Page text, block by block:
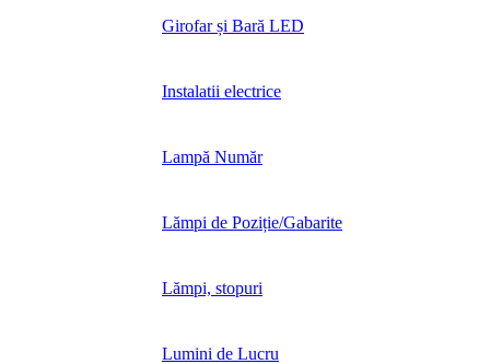
Girofar și Bară LED
Instalatii electrice
Lampă Număr
Lămpi de Poziție/Gabarite
Lămpi, stopuri
Lumini de Lucru